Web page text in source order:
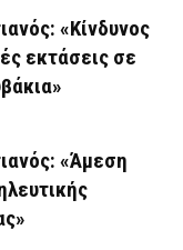
«Κίνδυνος
εκτάσεις σε
«Άμεση